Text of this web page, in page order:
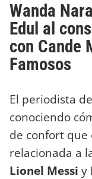
Wanda
Edul al
con Cande
Famosos
El periodista
conociendo
de confort
relacionada a
Lionel Messi y